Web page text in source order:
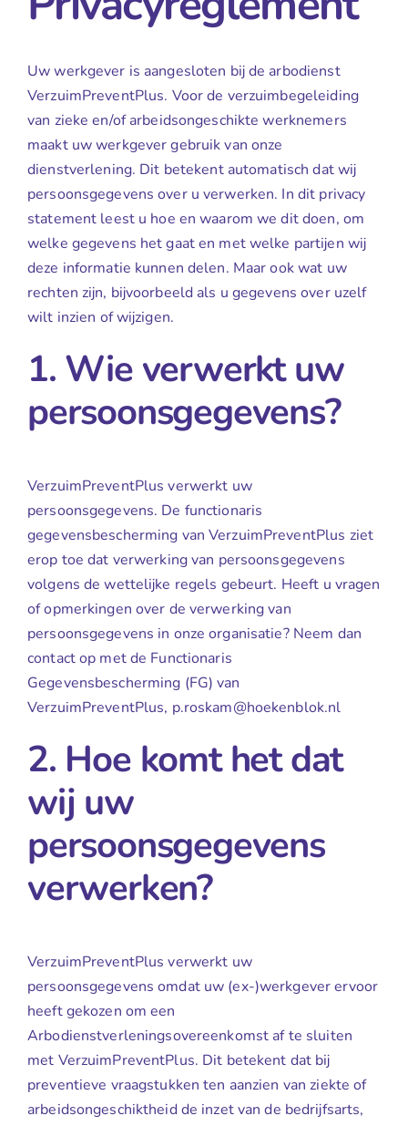
Uw werkgever is aangesloten bij de arbodienst
VerzuimPreventPlus. Voor de verzuimbegeleiding
van zieke en/of arbeidsongeschikte werknemers
maakt uw werkgever gebruik van onze
dienstverlening. Dit betekent automatisch dat wij
persoonsgegevens over u verwerken. In dit privacy
statement leest u hoe en waarom we dit doen, om
welke gegevens het gaat en met welke partijen wij
deze informatie kunnen delen. Maar ook wat uw
rechten zijn, bijvoorbeeld als u gegevens over uzelf
wilt inzien of wijzigen.
1. Wie verwerkt uw
persoonsgegevens?
VerzuimPreventPlus verwerkt uw
persoonsgegevens. De functionaris
gegevensbescherming van VerzuimPreventPlus ziet
erop toe dat verwerking van persoonsgegevens
volgens de wettelijke regels gebeurt. Heeft u vragen
of opmerkingen over de verwerking van
persoonsgegevens in onze organisatie? Neem dan
contact op met de Functionaris
Gegevensbescherming (FG) van
VerzuimPreventPlus, p.roskam@hoekenblok.nl
2. Hoe komt het dat
wij uw
persoonsgegevens
verwerken?
VerzuimPreventPlus verwerkt uw
persoonsgegevens omdat uw (ex-)werkgever ervoor
heeft gekozen om een
Arbodienstverleningsovereenkomst af te sluiten
met VerzuimPreventPlus. Dit betekent dat bij
preventieve vraagstukken ten aanzien van ziekte of
arbeidsongeschiktheid de inzet van de bedrijfsarts,